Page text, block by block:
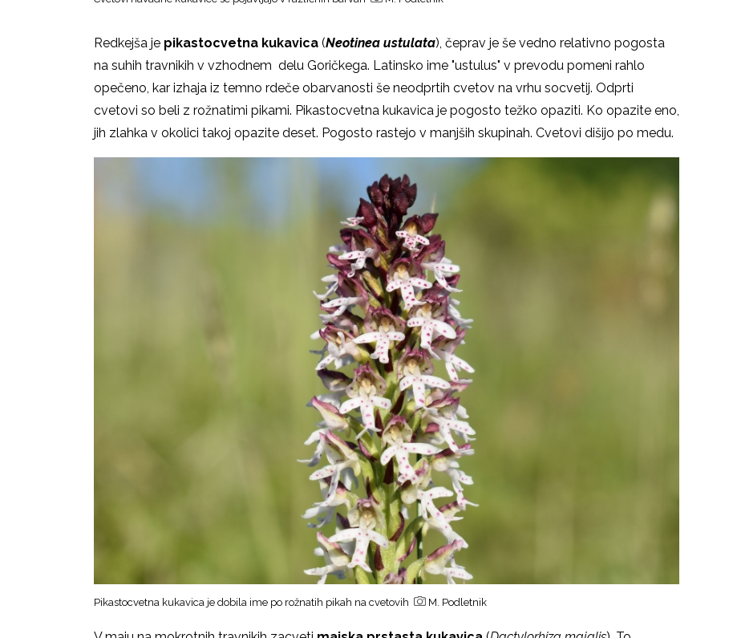
Redkejša je pikastocvetna kukavica (Neotinea ustulata), čeprav je še vedno relativno pogosta
na suhih travnikih v vzhodnem delu Goričkega. Latinsko ime "ustulus" v prevodu pomeni rahlo
opečeno, kar izhaja iz temno rdeče obarvanosti še neodprtih cvetov na vrhu socvetij. Odprti
cvetovi so beli z rožnatimi pikami. Pikastocvetna kukavica je pogosto težko opaziti. Ko opazite eno,
jih zlahka v okolici takoj opazite deset. Pogosto rastejo v manjših skupinah. Cvetovi dišijo po medu.
Pikastocvetna kukavica je dobila ime po rožnatih pikah na cvetovih M. Podletnik